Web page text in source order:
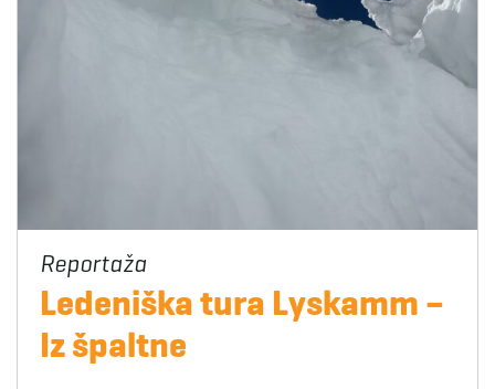
Ledeniška tura Lyskamm –
Iz špaltne